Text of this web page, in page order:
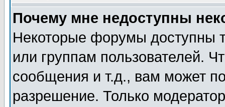
Почему мне недоступны
Некоторые форумы доступны
или группам пользователей.
сообщения и т.д., вам может
разрешение. Только